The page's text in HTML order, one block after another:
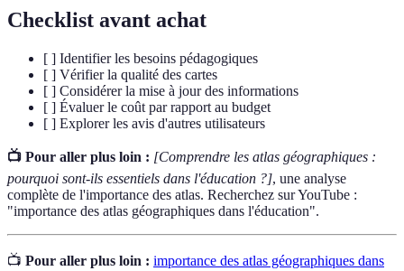
Checklist avant achat
[ ] Identifier les besoins pédagogiques
[ ] Vérifier la qualité des cartes
[ ] Considérer la mise à jour des informations
[ ] Évaluer le coût par rapport au budget
[ ] Explorer les avis d'autres utilisateurs
📺 Pour aller plus loin : [Comprendre les atlas géographiques :
pourquoi sont-ils essentiels dans l'éducation ?], une analyse
complète de l'importance des atlas. Recherchez sur YouTube :
"importance des atlas géographiques dans l'éducation".
📺 Pour aller plus loin : importance des atlas géographiques dans